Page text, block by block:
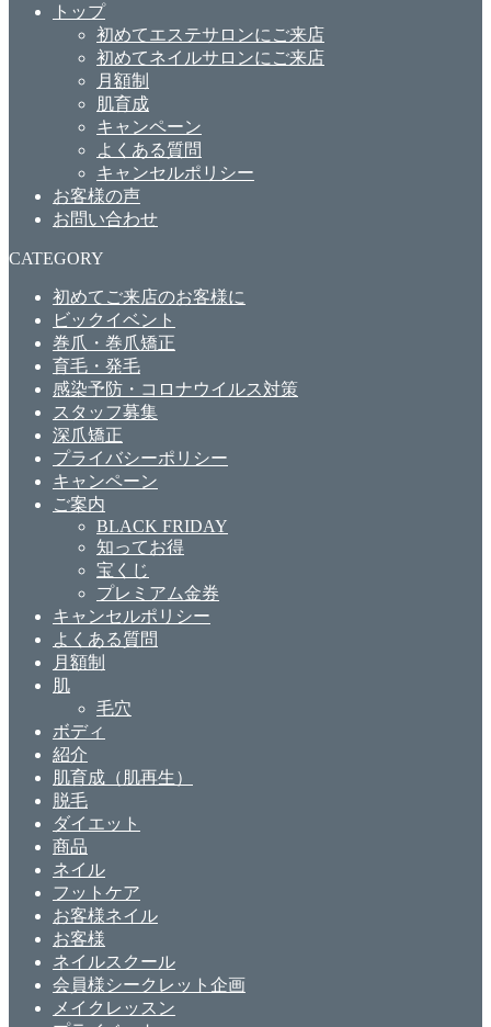
トップ
初めてエステサロンにご来店
初めてネイルサロンにご来店
月額制
肌育成
キャンペーン
よくある質問
キャンセルポリシー
お客様の声
お問い合わせ
CATEGORY
初めてご来店のお客様に
ビックイベント
巻爪・巻爪矯正
育毛・発毛
感染予防・コロナウイルス対策
スタッフ募集
深爪矯正
プライバシーポリシー
キャンペーン
ご案内
BLACK FRIDAY
知ってお得
宝くじ
プレミアム金券
キャンセルポリシー
よくある質問
月額制
肌
毛穴
ボディ
紹介
肌育成（肌再生）
脱毛
ダイエット
商品
ネイル
フットケア
お客様ネイル
お客様
ネイルスクール
会員様シークレット企画
メイクレッスン